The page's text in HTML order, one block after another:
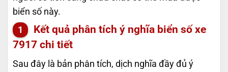
biển số này.
Kết quả phân tích ý nghĩa biển số xe
7917 chi tiết
Sau đây là bản phân tích, dịch nghĩa đầy đủ ý